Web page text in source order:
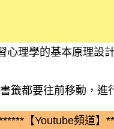
心理學的基本原理設
都要往前移動，進
【Youtube頻道】